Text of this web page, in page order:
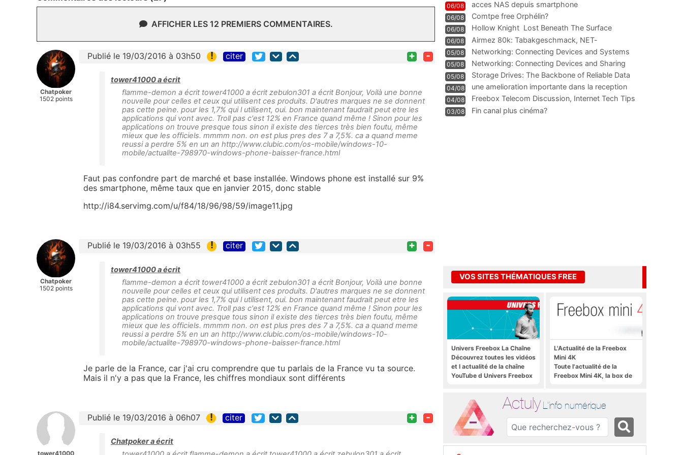
AFFICHER LES 12 PREMIERS COMMENTAIRES.
Chatpoker
1502 points
Publié le 19/03/2016 à 03h50 ! citer + -
tower41000 a écrit
flamme-demon a écrit tower41000 a écrit zebulon301 a écrit Bonjour, Voilà une bonne
nouvelle pour celles et ceux qui utilisent ces produits. D'autres marques ne se donnent
pas cette peine. pour les 1,7% qui l utilisent, oui. bon maintenant faudrait peut etre les
applications qui vont avec. Troll pas c'est 12% en France quand même ! Sinon pour les
applications on trouve presque tous sinon il existe des tierces très bien foutu, même
mieux que les officiels. mmmm non. on est plus pres des 7 a 7,5%. ca a quand meme
reussi a perdre 5% en un an http://www.clubic.com/os-mobile/windows-10-
mobile/actualite-798970-windows-phone-baisser-france.html
Faut pas confondre part de marché et base installée. Windows phone est installé sur 9%
des smartphone, même taux que en janvier 2015, donc stable
http://i84.servimg.com/u/f84/18/96/98/59/image11.jpg
Chatpoker
1502 points
Publié le 19/03/2016 à 03h55 ! citer + -
tower41000 a écrit
flamme-demon a écrit tower41000 a écrit zebulon301 a écrit Bonjour, Voilà une bonne
nouvelle pour celles et ceux qui utilisent ces produits. D'autres marques ne se donnent
pas cette peine. pour les 1,7% qui l utilisent, oui. bon maintenant faudrait peut etre les
applications qui vont avec. Troll pas c'est 12% en France quand même ! Sinon pour les
applications on trouve presque tous sinon il existe des tierces très bien foutu, même
mieux que les officiels. mmmm non. on est plus pres des 7 a 7,5%. ca a quand meme
reussi a perdre 5% en un an http://www.clubic.com/os-mobile/windows-10-
mobile/actualite-798970-windows-phone-baisser-france.html
Je parle de la France, car j'ai cru comprendre que tu parlais de la France vu ta source.
Mais il n'y a pas que la France, les chiffres mondiaux sont différents
tower41000
Publié le 19/03/2016 à 06h07 ! citer + -
Chatpoker a écrit
06/08 acces NAS depuis smartphone
06/08 Comtpe free Orphélin?
06/08 Hollow Knight  Lost Beneath The Surface
06/08
Airmez 80k: Tabakgeschmack, NET-
Technologie und Leistung im
05/08 Networking: Connecting Devices and Systems
05/08
Networking: Connecting Devices and Sharing
Information
05/08
Storage Drives: The Backbone of Reliable Data
Management
04/08
une amelioration importante dans la reception
WIFI
04/08
Freebox Telecom Discussion, Internet Tech Tips
Communi
03/08 Fin canal plus cinéma?
VOS SITES THÉMATIQUES FREE
Univers Freebox La Chaîne
Découvrez toutes les vidéos
et l actualité de la chaîne
YouTube d Univers Freebox
L'Actualité de la Freebox
Mini 4K
Toute l'actualité de la
Freebox Mini 4K, la box de
Actuly L'info numérique